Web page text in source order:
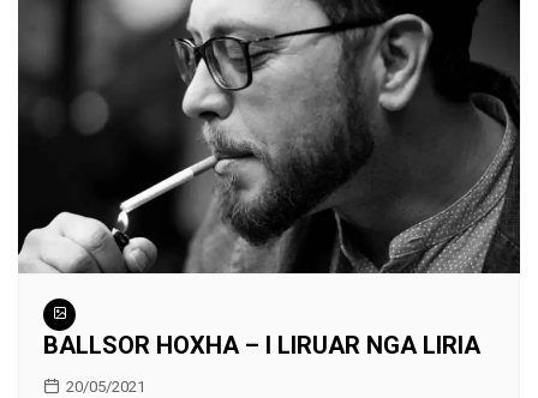
BALLSOR HOXHA – I LIRUAR NGA LIRIA
20/05/2021